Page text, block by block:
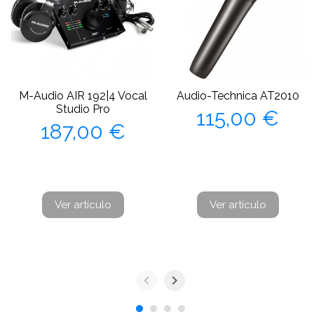
M-Audio AIR 192|4 Vocal
Studio Pro
Precio
187,00 €
Ver artículo
Audio-Technica AT2010
Precio
115,00 €
Ver artículo